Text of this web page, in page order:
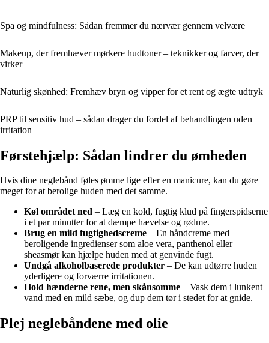
Spa og mindfulness: Sådan fremmer du nærvær gennem velvære
Makeup, der fremhæver mørkere hudtoner – teknikker og farver, der
virker
Naturlig skønhed: Fremhæv bryn og vipper for et rent og ægte udtryk
PRP til sensitiv hud – sådan drager du fordel af behandlingen uden
irritation
Førstehjælp: Sådan lindrer du ømheden
Hvis dine neglebånd føles ømme lige efter en manicure, kan du gøre
meget for at berolige huden med det samme.
Køl området ned – Læg en kold, fugtig klud på fingerspidserne
i et par minutter for at dæmpe hævelse og rødme.
Brug en mild fugtighedscreme – En håndcreme med
beroligende ingredienser som aloe vera, panthenol eller
sheasmør kan hjælpe huden med at genvinde fugt.
Undgå alkoholbaserede produkter – De kan udtørre huden
yderligere og forværre irritationen.
Hold hænderne rene, men skånsomme – Vask dem i lunkent
vand med en mild sæbe, og dup dem tør i stedet for at gnide.
Plej neglebåndene med olie